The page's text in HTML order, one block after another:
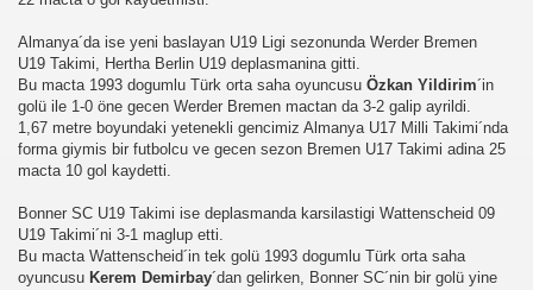
Almanya´da ise yeni baslayan U19 Ligi sezonunda Werder Bremen
U19 Takimi, Hertha Berlin U19 deplasmanina gitti.
Bu macta 1993 dogumlu Türk orta saha oyuncusu Özkan Yildirim´in
golü ile 1-0 öne gecen Werder Bremen mactan da 3-2 galip ayrildi.
1,67 metre boyundaki yetenekli gencimiz Almanya U17 Milli Takimi´nda
forma giymis bir futbolcu ve gecen sezon Bremen U17 Takimi adina 25
macta 10 gol kaydetti.
Bonner SC U19 Takimi ise deplasmanda karsilastigi Wattenscheid 09
U19 Takimi´ni 3-1 maglup etti.
Bu macta Wattenscheid´in tek golü 1993 dogumlu Türk orta saha
oyuncusu Kerem Demirbay´dan gelirken, Bonner SC´nin bir golü yine